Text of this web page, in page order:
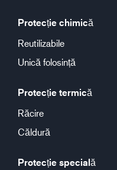
Protecție chimică
Reutilizabile
Unică folosință
Protecție termică
Răcire
Căldură
Protecție specială